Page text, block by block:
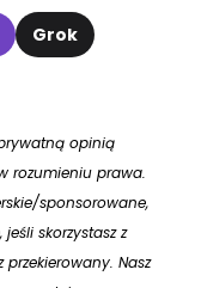
Grok
opinią
rozumieniu prawa.
sponsorowane,
skorzystasz z
Nasz